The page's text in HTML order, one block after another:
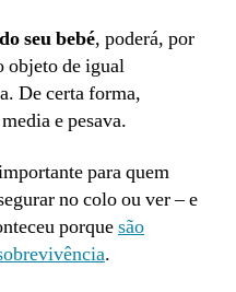
seu bebé, poderá, por
objeto de igual
De certa forma,
e pesava.
para quem
no colo ou ver – e
porquesão
.